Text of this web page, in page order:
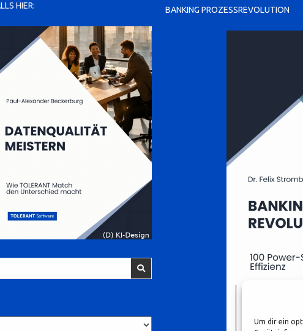
Um dir ein
HIER: BANKING PROZESSREVOLUTION